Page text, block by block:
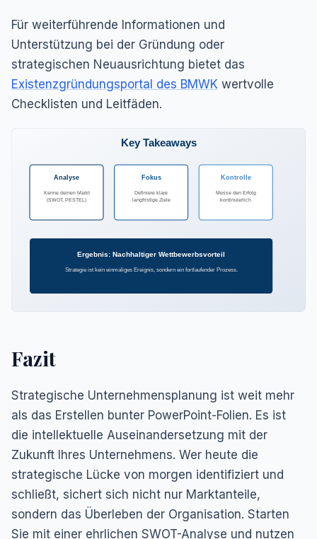
Für weiterführende Informationen und
Unterstützung bei der Gründung oder
strategischen Neuausrichtung bietet das
Existenzgründungsportal des BMWK wertvolle
Checklisten und Leitfäden.
Key Takeaways
Analyse
Kenne deinen Markt
(SWOT, PESTEL)
Fokus
Definiere klare
langfristige Ziele
Kontrolle
Messe den Erfolg
kontinuierlich
Ergebnis: Nachhaltiger Wettbewerbsvorteil
Strategie ist kein einmaliges Ereignis, sondern ein fortlaufender Prozess.
Fazit
Strategische Unternehmensplanung ist weit mehr
als das Erstellen bunter PowerPoint-Folien. Es ist
die intellektuelle Auseinandersetzung mit der
Zukunft Ihres Unternehmens. Wer heute die
strategische Lücke von morgen identifiziert und
schließt, sichert sich nicht nur Marktanteile,
sondern das Überleben der Organisation. Starten
Sie mit einer ehrlichen SWOT-Analyse und nutzen